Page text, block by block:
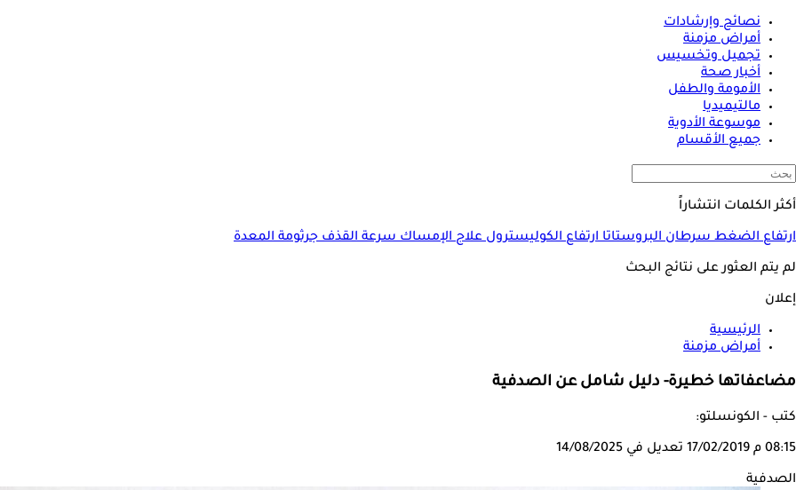
نصائح وإرشادات
أمراض مزمنة
تجميل وتخسيس
أخبار صحة
الأمومة والطفل
مالتيميديا
موسوعة الأدوية
جميع الأقسام
أكثر الكلمات انتشاراً
ارتفاع الضغطسرطان البروستاتاارتفاع الكوليسترولعلاج الإمساكسرعة القذفجرثومة المعدة
لم يتم العثور على نتائج البحث
إعلان
الرئيسية
أمراض مزمنة
مضاعفاتها خطيرة- دليل شامل عن الصدفية
كتب - الكونسلتو:
08:15 م 17/02/2019 تعديل في 14/08/2025
الصدفية